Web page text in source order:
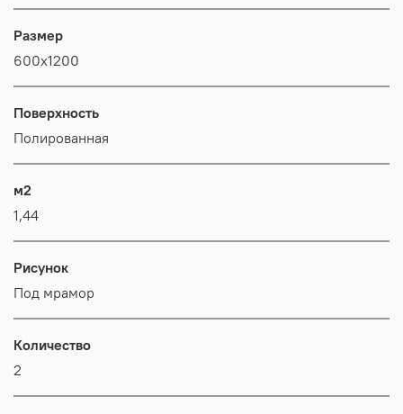
Размер
600x1200
Поверхность
Полиро­ван­ная
м2
1,44
Рисунок
Под мрамор
Количество
2